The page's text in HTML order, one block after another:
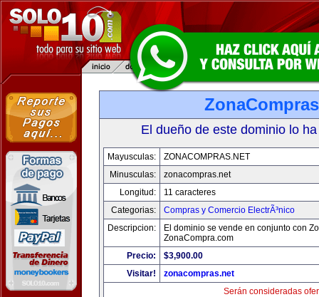
El dueño de este dominio lo
Mayusculas:
ZONACOMPRAS.NET
Minusculas:
zonacompras.net
Longitud:
11 caracteres
Categorias:
Compras y Comercio ElectrÃ³nico
Descripcion:
El dominio se vende en conjunto con
ZonaCompra.com
Precio:
$3,900.00
Visitar!
zonacompras.net
Serán consideradas